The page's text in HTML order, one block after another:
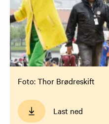
Foto: Thor Brødreskift
Last ned